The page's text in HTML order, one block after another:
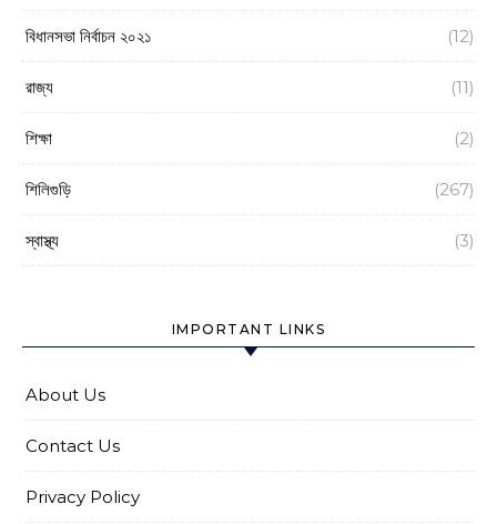
বিধানসভা নির্বাচন ২০২১ (12)
রাজ্য (11)
শিক্ষা (2)
শিলিগুড়ি (267)
স্বাস্থ্য (3)
IMPORTANT LINKS
About Us
Contact Us
Privacy Policy